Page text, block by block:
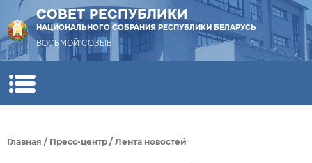
СОВЕТ РЕСПУБЛИКИ
НАЦИОНАЛЬНОГО СОБРАНИЯ РЕСПУБЛИКИ БЕЛАРУСЬ
ВОСЬМОЙ СОЗЫВ
Главная / Пресс-центр / Лента новостей